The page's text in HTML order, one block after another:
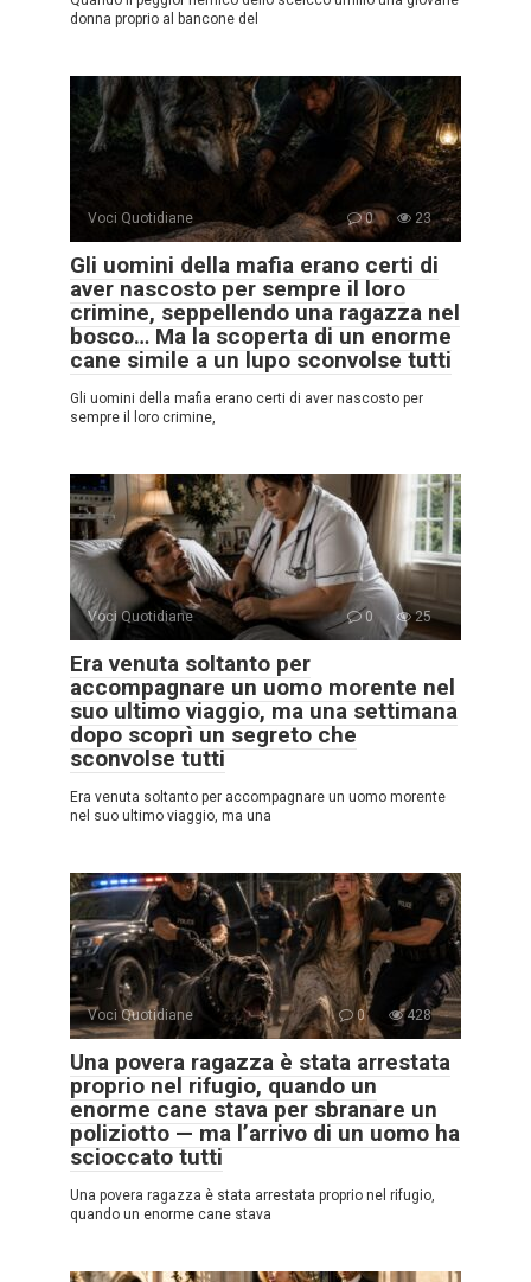
donna proprio al bancone del
Voci Quotidiane 0 23
Gli uomini della mafia erano certi di
aver nascosto per sempre il loro
crimine, seppellendo una ragazza nel
bosco… Ma la scoperta di un enorme
cane simile a un lupo sconvolse tutti
Gli uomini della mafia erano certi di aver nascosto per
sempre il loro crimine,
Voci Quotidiane 0 25
Era venuta soltanto per
accompagnare un uomo morente nel
suo ultimo viaggio, ma una settimana
dopo scoprì un segreto che
sconvolse tutti
Era venuta soltanto per accompagnare un uomo morente
nel suo ultimo viaggio, ma una
Voci Quotidiane 0 428
Una povera ragazza è stata arrestata
proprio nel rifugio, quando un
enorme cane stava per sbranare un
poliziotto — ma l’arrivo di un uomo ha
scioccato tutti
Una povera ragazza è stata arrestata proprio nel rifugio,
quando un enorme cane stava